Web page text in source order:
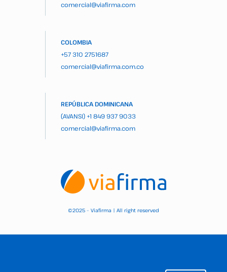
comercial@viafirma.com
COLOMBIA
+57 310 2751687
comercial@viafirma.com.co
REPÚBLICA DOMINICANA
(AVANSI) +1 849 937 9033
comercial@viafirma.com
©2025 – Viafirma | All right reserved